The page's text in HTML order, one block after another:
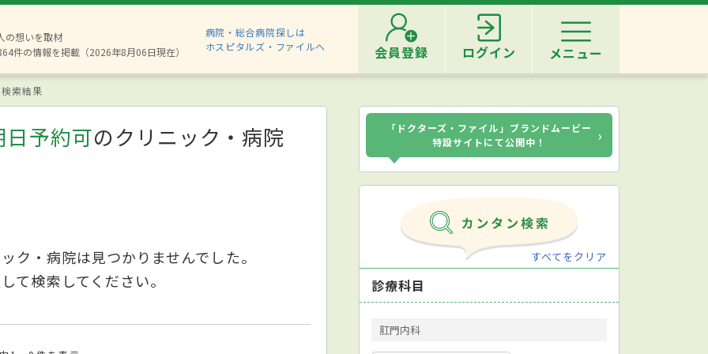
の想いを取材
件の情報を掲載（2026年8月06日現在）
病院・総合病院探しは
ホスピタルズ・ファイルへ
会員登録 ログイン メニュー
索結果
予約可のクリニック・病院
ク・病院は見つかりませんでした。
て検索してください。
「ドクターズ・ファイル」ブランドムービー
特設サイトにて公開中！
›
すべてをクリア
診療科目
肛門内科